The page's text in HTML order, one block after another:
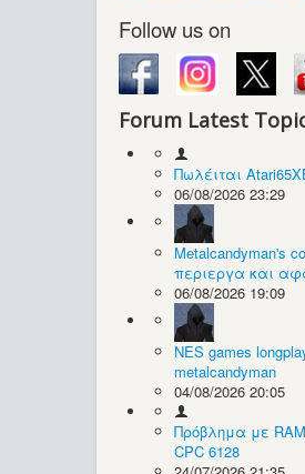
Follow us on
Forum Latest
Πωλέιται
06/08/2026 23:29
Metalcandyman's
περιεργα και
06/08/2026 19:09
NES games
metalcandyman
04/08/2026 20:05
Πρόβλημα με
CPC 6128